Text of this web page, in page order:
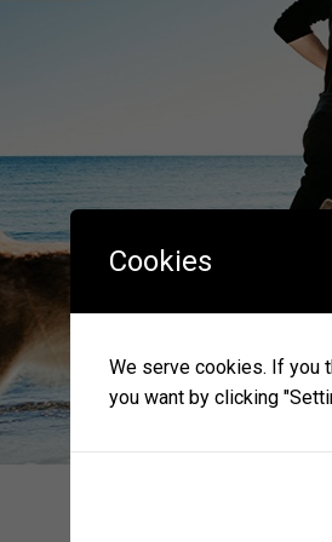
Cookies
We serve cookies. If you
you want by clicking